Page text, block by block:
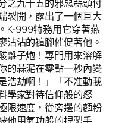
之九十五的邪惡蒜頭付
裂開，露出了一個巨大
K-999特務用它穿著燕
沾沾的褲腳催促著他。
離子炮！專門用來溶解
的蒜泥在零點一秒內變
浩劫啊！」「不准動我
學家對待信仰般的怒
限速度，從旁邊的麵粉